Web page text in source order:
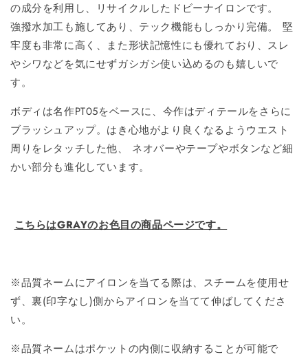
の成分を利用し、リサイクルしたドビーナイロンです。
強撥水加工も施してあり、テック機能もしっかり完備。 堅
牢度も非常に高く、また形状記憶性にも優れており、スレ
やシワなどを気にせずガシガシ使い込めるのも嬉しいで
す。
ボディは名作PT05をベースに、今作はディテールをさらに
ブラッシュアップ。はき心地がより良くなるようウエスト
周りをレタッチした他、 ネオバーやテープやボタンなど細
かい部分も進化しています。
こちらはGRAYのお色目の商品ページです。
※品質ネームにアイロンを当てる際は、スチームを使用せ
ず、裏(印字なし)側からアイロンを当てて伸ばしてくださ
い。
※品質ネームはポケットの内側に収納することが可能で